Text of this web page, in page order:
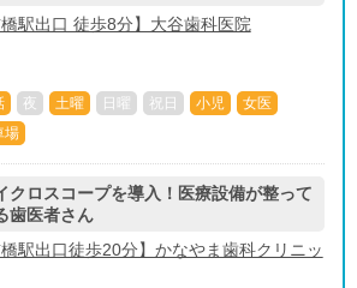
橋駅出口 徒歩8分】大谷歯科医院
夜 土曜 日曜 祝日 小児
女医
場
クロスコープを導入！医療設備が整って
歯医者さん
橋駅出口徒歩20分】かなやま歯科クリニッ